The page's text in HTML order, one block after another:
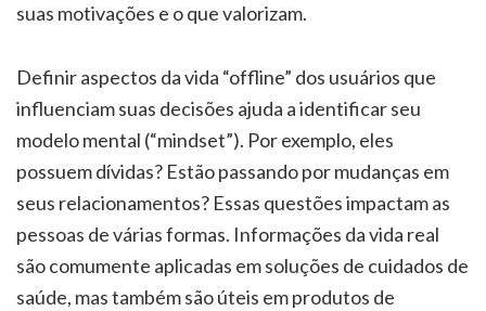
suas motivações e o que valorizam.
Definir aspectos da vida “offline” dos usuários que
influenciam suas decisões ajuda a identificar seu
modelo mental (“mindset”). Por exemplo, eles
possuem dívidas? Estão passando por mudanças em
seus relacionamentos? Essas questões impactam as
pessoas de várias formas. Informações da vida real
são comumente aplicadas em soluções de cuidados de
saúde, mas também são úteis em produtos de